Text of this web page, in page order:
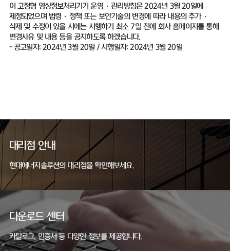
이 고정형 영상정보처리기기 운영·관리방침은2024년 3월20일에
제정되었으며 법령 · 정책 또는 보안기술의 변경에 따라 내용의 추가·
삭제 및 수정이 있을 시에는 시행하기 최소7일 전에 회사 홈페이지를 통해
변경사유 및 내용 등을 공지하도록 하겠습니다.
-공고일자: 2024년3월 20일 /시행일자: 2024년 3월20일
대리점 안내
현대에너지솔루션의 대리점을 확인해보세요.
다운로드 센터
카탈로그, 인증서 등 다양한 정보를 제공합니다.